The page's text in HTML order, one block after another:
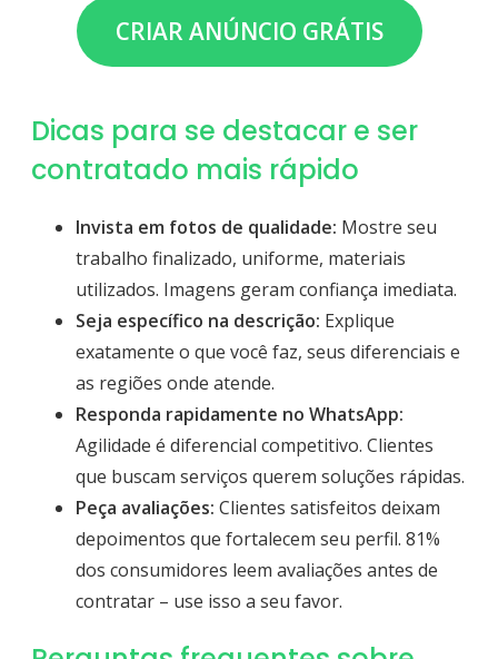
CRIAR ANÚNCIO GRÁTIS
Dicas para se destacar e ser
contratado mais rápido
Invista em fotos de qualidade: Mostre seu
trabalho finalizado, uniforme, materiais
utilizados. Imagens geram confiança imediata.
Seja específico na descrição: Explique
exatamente o que você faz, seus diferenciais e
as regiões onde atende.
Responda rapidamente no WhatsApp:
Agilidade é diferencial competitivo. Clientes
que buscam serviços querem soluções rápidas.
Peça avaliações: Clientes satisfeitos deixam
depoimentos que fortalecem seu perfil. 81%
dos consumidores leem avaliações antes de
contratar – use isso a seu favor.